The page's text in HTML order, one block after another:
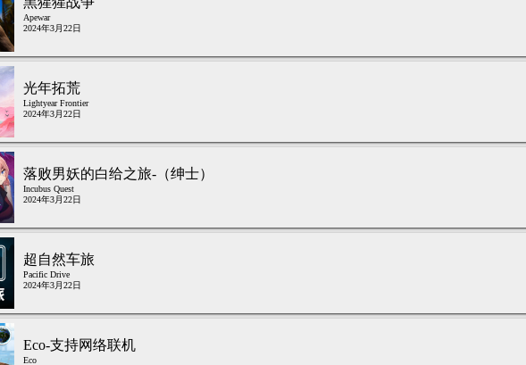
Apewar
2024年3月22日
光年拓荒
Lightyear Frontier
2024年3月22日
落败男妖的白给之旅-（绅士）
Incubus Quest
2024年3月22日
超自然车旅
Pacific Drive
2024年3月22日
Eco-支持网络联机
Eco